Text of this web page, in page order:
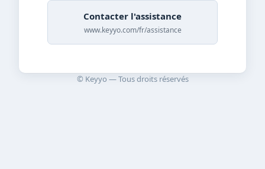
Contacter l'assistance
www.keyyo.com/fr/assistance
© Keyyo — Tous droits réservés